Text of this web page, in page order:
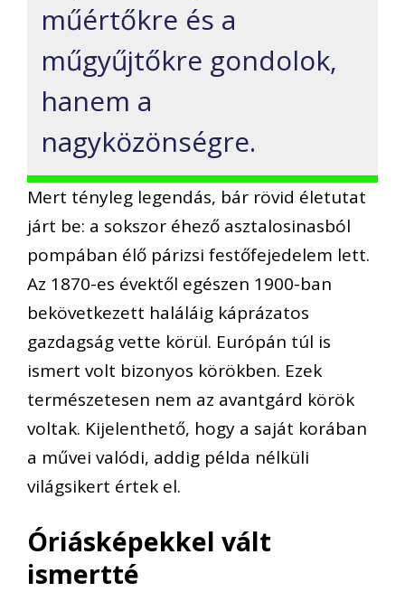
műértőkre és a
műgyűjtőkre gondolok,
hanem a
nagyközönségre.
Mert tényleg legendás, bár rövid életutat
járt be: a sokszor éhező asztalosinasból
pompában élő párizsi festőfejedelem lett.
Az 1870-es évektől egészen 1900-ban
bekövetkezett haláláig káprázatos
gazdagság vette körül. Európán túl is
ismert volt bizonyos körökben. Ezek
természetesen nem az avantgárd körök
voltak. Kijelenthető, hogy a saját korában
a művei valódi, addig példa nélküli
világsikert értek el.
Óriásképekkel vált
ismertté